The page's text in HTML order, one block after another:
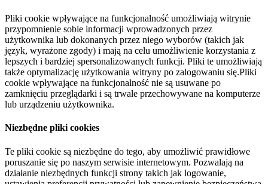
Pliki cookie wpływające na funkcjonalność umożliwiają witrynie
przypomnienie sobie informacji wprowadzonych przez
użytkownika lub dokonanych przez niego wyborów (takich jak
język, wyrażone zgody) i mają na celu umożliwienie korzystania z
lepszych i bardziej spersonalizowanych funkcji. Pliki te umożliwiają
także optymalizację użytkowania witryny po zalogowaniu się.Pliki
cookie wpływające na funkcjonalność nie są usuwane po
zamknięciu przeglądarki i są trwale przechowywane na komputerze
lub urządzeniu użytkownika.
Niezbędne pliki cookies
Te pliki cookie są niezbędne do tego, aby umożliwić prawidłowe
poruszanie się po naszym serwisie internetowym. Pozwalają na
działanie niezbędnych funkcji strony takich jak logowanie,